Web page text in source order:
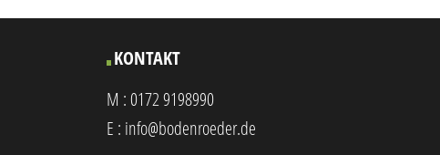
KONTAKT
M :0172 9198990
E : info@bodenroeder.de